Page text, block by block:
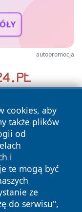
autopromocja
cookies, aby
także plików
od
i
te mogą być
ze
do serwisu",
prawa
Polityka